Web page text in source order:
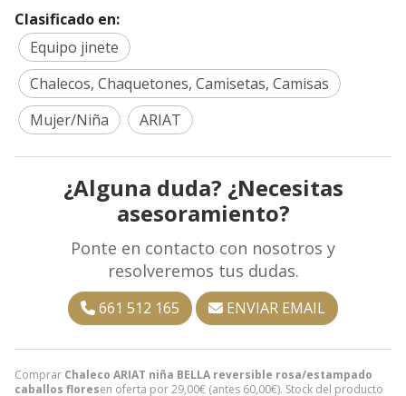
Comprar Chaleco ARIAT niña BELLA reversible rosa/estampado
caballos floresen oferta por29,00€ (antes 60,00€). Stock del producto
Clasificado en:
Equipo jinete
Chalecos, Chaquetones, Camisetas, Camisas
Mujer/Niña
ARIAT
¿Alguna duda? ¿Necesitas
asesoramiento?
Ponte en contacto con nosotros y
resolveremos tus dudas.
661 512 165 ENVIAR EMAIL